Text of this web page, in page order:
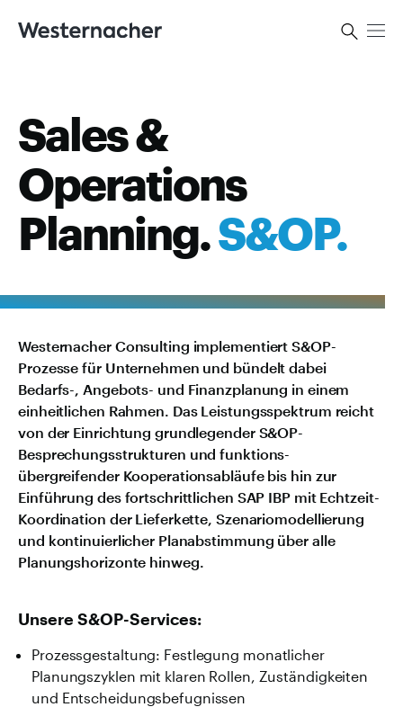
Sales &
Operations
Planning.S&OP.
Westernacher Consulting implementiert S&OP-
Prozesse für Unternehmen und bündelt dabei
Bedarfs-, Angebots- und Finanzplanung in einem
einheitlichen Rahmen. Das Leistungsspektrum reicht
von der Einrichtung grundlegender S&OP-
Besprechungs­­strukturen und funktions­­
übergreifender Kooperations­­abläufe bis hin zur
Einführung des fortschrittlichen SAP IBP mit Echtzeit-
Koordination der Lieferkette, Szenario­modellierung
und kontinuier­licher Planabstimmung über alle
Planungshorizonte hinweg.
Unsere S&OP-Services:
Prozessgestaltung: Festlegung monatlicher
Planungszyklen mit klaren Rollen, Zuständigkeiten
und Entscheidungsbefugnissen
Kontakt